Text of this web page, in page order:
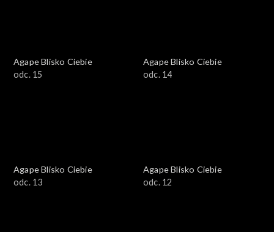
Agape Blisko Ciebie
odc. 15
Agape Blisko Ciebie
odc. 14
Agape Blisko Ciebie
odc. 13
Agape Blisko Ciebie
odc. 12